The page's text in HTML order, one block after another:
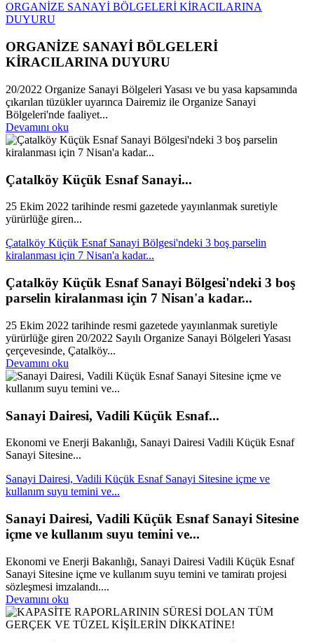
ORGANİZE SANAYİ BÖLGELERİ KİRACILARINA
DUYURU
ORGANİZE SANAYİ BÖLGELERİ
KİRACILARINA DUYURU
20/2022 Organize Sanayi Bölgeleri Yasası ve bu yasa kapsamında
çıkarılan tüzükler uyarınca Dairemiz ile Organize Sanayi
Bölgeleri'nde faaliyet...
Devamını oku
Çatalköy Küçük Esnaf Sanayi...
25 Ekim 2022 tarihinde resmi gazetede yayınlanmak suretiyle
yürürlüğe giren...
Çatalköy Küçük Esnaf Sanayi Bölgesi'ndeki 3 boş parselin
kiralanması için 7 Nisan'a kadar...
Çatalköy Küçük Esnaf Sanayi Bölgesi'ndeki 3 boş
parselin kiralanması için 7 Nisan'a kadar...
25 Ekim 2022 tarihinde resmi gazetede yayınlanmak suretiyle
yürürlüğe giren 20/2022 Sayılı Organize Sanayi Bölgeleri Yasası
çerçevesinde, Çatalköy...
Devamını oku
Sanayi Dairesi, Vadili Küçük Esnaf...
Ekonomi ve Enerji Bakanlığı, Sanayi Dairesi Vadili Küçük Esnaf
Sanayi Sitesine...
Sanayi Dairesi, Vadili Küçük Esnaf Sanayi Sitesine içme ve
kullanım suyu temini ve...
Sanayi Dairesi, Vadili Küçük Esnaf Sanayi Sitesine
içme ve kullanım suyu temini ve...
Ekonomi ve Enerji Bakanlığı, Sanayi Dairesi Vadili Küçük Esnaf
Sanayi Sitesine içme ve kullanım suyu temini ve tamiratı projesi
sözleşmesi imzalandı....
Devamını oku